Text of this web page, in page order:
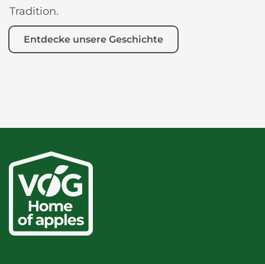
Tradition.
Entdecke unsere Geschichte